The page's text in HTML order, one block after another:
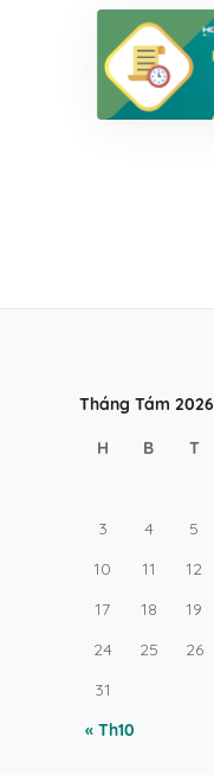
Tháng Tám 2026
H B T
« Th10
3
4 5
10
11 12
17
18 19
24
25 26
31